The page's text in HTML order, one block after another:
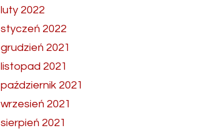
luty 2022
styczeń 2022
grudzień 2021
listopad 2021
październik 2021
wrzesień 2021
sierpień 2021